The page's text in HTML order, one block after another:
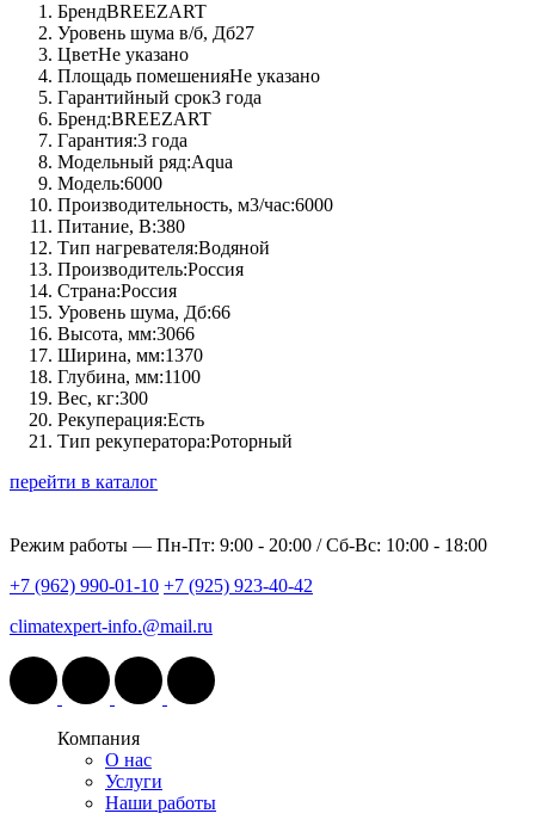
БрендBREEZART
Уровень шума в/б, Дб27
ЦветНе указано
Площадь помешенияНе указано
Гарантийный срок3 года
Бренд:BREEZART
Гарантия:3 года
Модельный ряд:Aqua
Модель:6000
Производительность, м3/час:6000
Питание, В:380
Тип нагревателя:Водяной
Производитель:Россия
Страна:Россия
Уровень шума, Дб:66
Высота, мм:3066
Ширина, мм:1370
Глубина, мм:1100
Вес, кг:300
Рекуперация:Есть
Тип рекуператора:Роторный
перейти в каталог
Режим работы — Пн-Пт: 9:00 - 20:00 / Сб-Вс: 10:00 - 18:00
+7 (962) 990-01-10 +7 (925) 923-40-42
climatexpert-info.@mail.ru
Компания
О нас
Услуги
Наши работы